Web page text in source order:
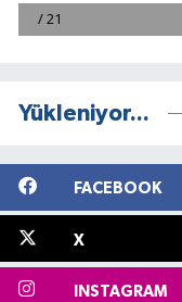
Yükleniyor...
FACEBOOK
X
INSTAGRAM